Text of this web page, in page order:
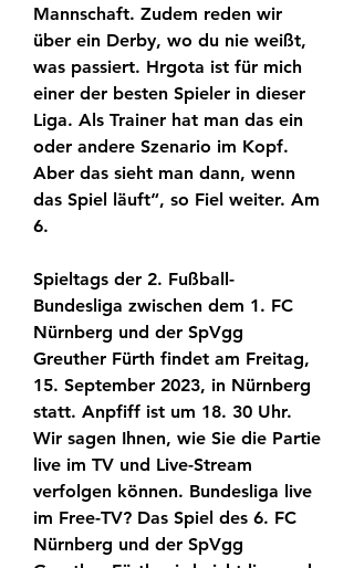
Mannschaft. Zudem reden wir
über ein Derby, wo du nie weißt,
was passiert. Hrgota ist für mich
einer der besten Spieler in dieser
Liga. Als Trainer hat man das ein
oder andere Szenario im Kopf.
Aber das sieht man dann, wenn
das Spiel läuft“, so Fiel weiter. Am
6.
Spieltags der 2. Fußball-
Bundesliga zwischen dem 1. FC
Nürnberg und der SpVgg
Greuther Fürth findet am Freitag,
15. September 2023, in Nürnberg
statt. Anpfiff ist um 18. 30 Uhr.
Wir sagen Ihnen, wie Sie die Partie
live im TV und Live-Stream
verfolgen können. Bundesliga live
im Free-TV? Das Spiel des 6. FC
Nürnberg und der SpVgg